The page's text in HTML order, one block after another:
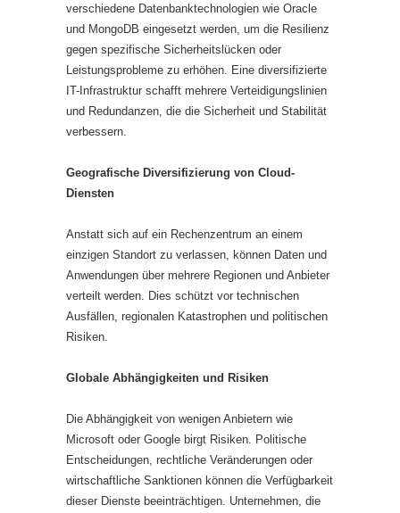
verschiedene Datenbanktechnologien wie Oracle
und MongoDB eingesetzt werden, um die Resilienz
gegen spezifische Sicherheitslücken oder
Leistungsprobleme zu erhöhen. Eine diversifizierte
IT-Infrastruktur schafft mehrere Verteidigungslinien
und Redundanzen, die die Sicherheit und Stabilität
verbessern.
Geografische Diversifizierung von Cloud-
Diensten
Anstatt sich auf ein Rechenzentrum an einem
einzigen Standort zu verlassen, können Daten und
Anwendungen über mehrere Regionen und Anbieter
verteilt werden. Dies schützt vor technischen
Ausfällen, regionalen Katastrophen und politischen
Risiken.
Globale Abhängigkeiten und Risiken
Die Abhängigkeit von wenigen Anbietern wie
Microsoft oder Google birgt Risiken. Politische
Entscheidungen, rechtliche Veränderungen oder
wirtschaftliche Sanktionen können die Verfügbarkeit
dieser Dienste beeinträchtigen. Unternehmen, die